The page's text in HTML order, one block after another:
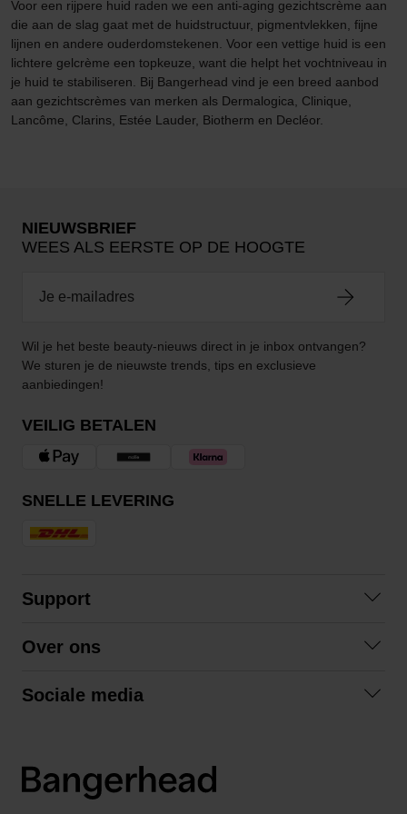
Voor een rijpere huid raden we een anti-aging gezichtscrème aan
die aan de slag gaat met de huidstructuur, pigmentvlekken, fijne
lijnen en andere ouderdomstekenen. Voor een vettige huid is een
lichtere gelcrème een topkeuze, want die helpt het vochtniveau in
je huid te stabiliseren. Bij Bangerhead vind je een breed aanbod
aan gezichtscrèmes van merken als Dermalogica, Clinique,
Lancôme, Clarins, Estée Lauder, Biotherm en Decléor.
NIEUWSBRIEF
WEES ALS EERSTE OP DE HOOGTE
Wil je het beste beauty-nieuws direct in je inbox ontvangen?
We sturen je de nieuwste trends, tips en exclusieve
aanbiedingen!
VEILIG BETALEN
SNELLE LEVERING
Support
Algemene voorwaarden
Over ons
Sociale media
LinkedIn